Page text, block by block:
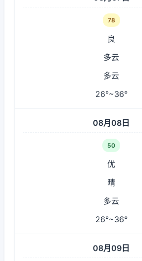
78
良
多云
多云
26°~36°
08月08日
50
优
晴
多云
26°~36°
08月09日